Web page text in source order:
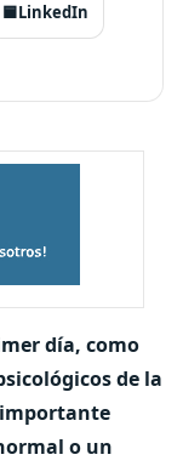
🟦LinkedIn
día, como
de la
o un